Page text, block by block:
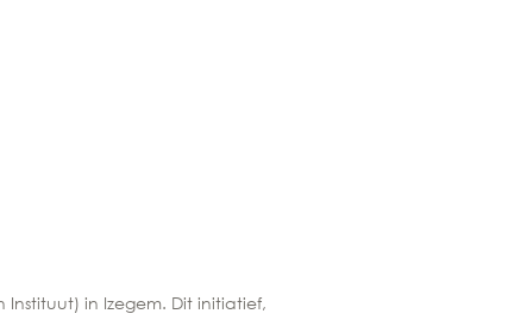
in Izegem. Dit initiatief,